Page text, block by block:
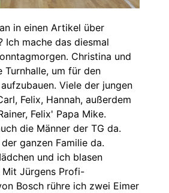
in einen Artikel über
Ich mache das diesmal
Christina und
Turnhalle, um für den
Viele der jungen
Felix, Hannah, außerdem
Felix' Papa Mike.
die Männer der TG da.
ganzen Familie da.
und ich blasen
Jürgens Profi-
Bosch rühre ich zwei Eimer